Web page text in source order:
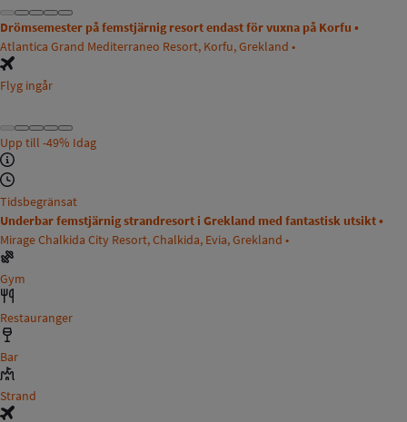
Drömsemester på femstjärnig resort endast för vuxna på Korfu •
Atlantica Grand Mediterraneo Resort, Korfu, Grekland •
Flyg ingår
Upp till -49% Idag
Tidsbegränsat
Underbar femstjärnig strandresort i Grekland med fantastisk utsikt •
Mirage Chalkida City Resort, Chalkida, Evia, Grekland •
Gym
Restauranger
Bar
Strand